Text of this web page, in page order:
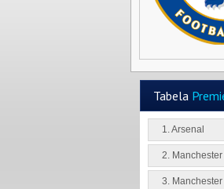
Tabela
1. Arsenal
2. Manchester
3. Manchester